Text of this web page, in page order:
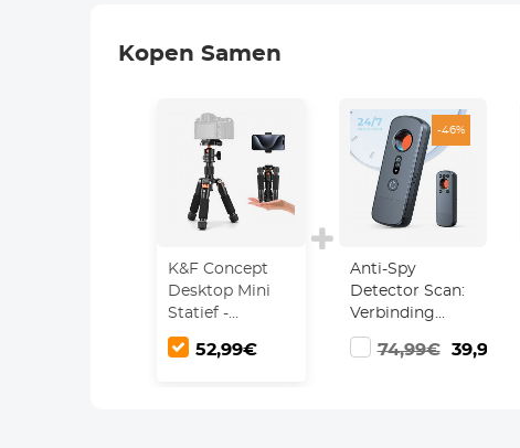
Kopen Samen
K&F Concept
Desktop Mini
Statief -
Compact
Statief van 52
52,99€
-46%
Anti-Spy
Detector Scan:
Verbinding
verbreken voor
24/774,99€ 39,99€